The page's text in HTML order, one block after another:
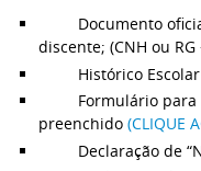
Documento oficial
discente; (CNH ou RG
Histórico Escolar
Formulário para
preenchido (CLIQUE
Declaração de